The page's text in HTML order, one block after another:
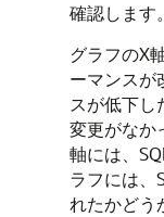
確認します。
グラフのX
ーマンスが
スが低下し
変更がなか
軸には、
ラフには、
れたかどう